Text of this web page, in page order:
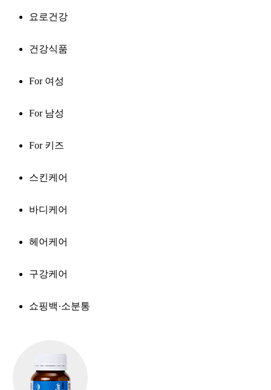
요로건강
건강식품
For 여성
For 남성
For 키즈
스킨케어
바디케어
헤어케어
구강케어
쇼핑백·소분통